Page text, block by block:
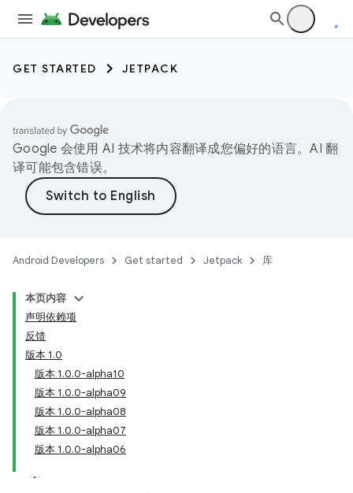
GET STARTED JETPACK
Google 会使用 AI 技术将内容翻译成您偏好的语言。AI 翻
译可能包含错误。
Android Developers Get started Jetpack 库
本页内容
声明依赖项
反馈
版本 1.0
版本 1.0.0-alpha10
版本 1.0.0-alpha09
版本 1.0.0-alpha08
版本 1.0.0-alpha07
版本 1.0.0-alpha06